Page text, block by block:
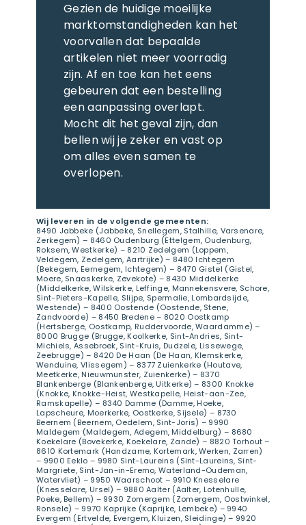
Gezien de huidige moeilijke
marktomstandigheden kan het
voorvallen dat bepaalde
artikelen niet meer voorradig
zijn. Af en toe kan het eens
gebeuren dat een bestelling
een aanpassing overlapt.
Mocht dit het geval zijn, dan
bellen wij je zeker en vast op
om alles even samen te
overlopen.
Wij leveren in de volgende gemeenten:
8490 Jabbeke (Jabbeke, Snellegem, Stalhille, Varsenare,
Zerkegem) – 8460 Oudenburg (Ettelgem, Oudenburg,
Roksem, Westkerke) – 8210 Zedelgem (Loppem,
Veldegem, Zedelgem, Aartrijke) – 8480 Ichtegem
(Bekegem, Eernegem, Ichtegem) – 8470 Gistel (Gistel,
Moere, Snaaskerke, Zevekote) – 8430 Middelkerke
(Middelkerke, Wilskerke, Leffinge, Mannekensvere, Schore,
Sint-Pieters-Kapelle, Slijpe, Spermalie, Lombardsijde,
Westende) – 8400 Oostende (Oostende, Stene,
Zandvoorde) – 8450 Bredene – 8020 Oostkamp
(Hertsberge, Oostkamp, Ruddervoorde, Waardamme) –
8000 Brugge (Brugge, Koolkerke, Sint-Andries, Sint-
Michiels, Assebroek, Sint-Kruis, Dudzele, Lissewege,
Zeebrugge) – 8420 De Haan (De Haan, Klemskerke,
Wenduine, Vlissegem) – 8377 Zuienkerke (Houtave,
Meetkerke, Nieuwmunster, Zuienkerke) – 8370
Blankenberge (Blankenberge, Uitkerke) – 8300 Knokke
(Knokke, Knokke-Heist, Westkapelle, Heist-aan-Zee,
Ramskapelle) – 8340 Damme (Damme, Hoeke,
Lapscheure, Moerkerke, Oostkerke, Sijsele) – 8730
Beernem (Beernem, Oedelem, Sint-Joris) – 9990
Maldegem (Maldegem, Adegem, Middelburg) – 8680
Koekelare (Bovekerke, Koekelare, Zande) – 8820 Torhout –
8610 Kortemark (Handzame, Kortemark, Werken, Zarren)
– 9900 Eeklo – 9980 Sint-Laureins (Sint-Laureins, Sint-
Margriete, Sint-Jan-in-Eremo, Waterland-Oudeman,
Watervliet) – 9950 Waarschoot – 9910 Knesselare
(Knesselare, Ursel) – 9880 Aalter (Aalter, Lotenhulle,
Poeke, Bellem) – 9930 Zomergem (Zomergem, Oostwinkel,
Ronsele) – 9970 Kaprijke (Kaprijke, Lembeke) – 9940
Evergem (Ertvelde, Evergem, Kluizen, Sleidinge) – 9920